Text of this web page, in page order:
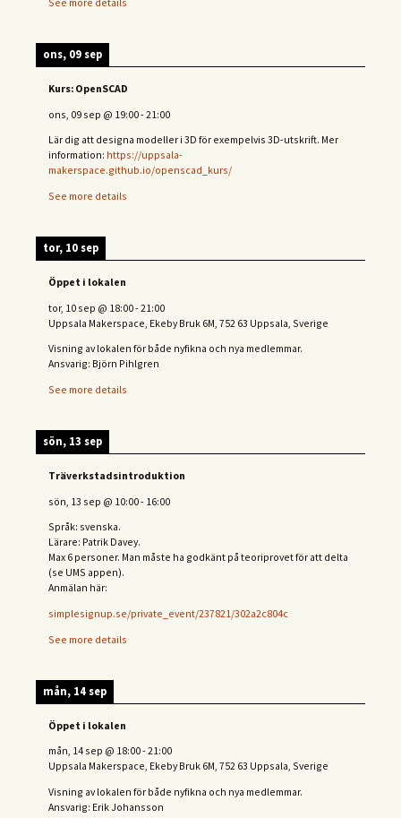
ons, 09 sep
Kurs: OpenSCAD
ons, 09 sep @ 19:00-21:00
Lär dig att designa modeller i 3D för exempelvis 3D-utskrift. Mer
information: https://uppsala-
makerspace.github.io/openscad_kurs/
See more details
tor, 10 sep
Öppet i lokalen
tor, 10 sep @ 18:00-21:00
Uppsala Makerspace, Ekeby Bruk 6M, 752 63 Uppsala, Sverige
Visning av lokalen för både nyfikna och nya medlemmar.
Ansvarig: Björn Pihlgren
See more details
sön, 13 sep
Träverkstadsintroduktion
sön, 13 sep @ 10:00- 16:00
Språk: svenska.
Lärare: Patrik Davey.
Max 6 personer. Man måste ha godkänt på teoriprovet för att delta
(se UMS appen).
Anmälan här:
simplesignup.se/private_event/237821/302a2c804c
See more details
mån, 14 sep
Öppet i lokalen
mån, 14 sep @ 18:00-21:00
Uppsala Makerspace, Ekeby Bruk 6M, 752 63 Uppsala, Sverige
Visning av lokalen för både nyfikna och nya medlemmar.
Ansvarig: Erik Johansson